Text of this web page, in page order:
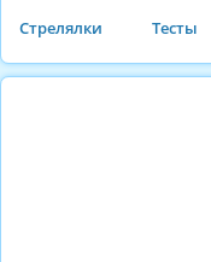
Стрелялки
Тесты